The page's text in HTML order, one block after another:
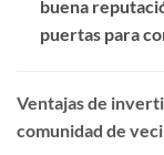
buena
puertas para
Ventajas de
comunidad de